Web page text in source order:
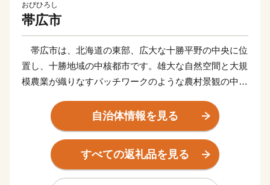
おびひろし
帯広市
帯広市は、北海道の東部、広大な十勝平野の中央に位
置し、十勝地域の中核都市です。雄大な自然空間と大規
模農業が織りなすパッチワークのような農村景観の中
長い日照時間や農作物の糖度が増す昼夜の寒暖差、き
れいな水と空気など、食料生産に恵まれた自然環境を持
ち、農畜産物を豊富に産出する国内有数の食料供給基地
自治体情報を見る
すべての返礼品を見る